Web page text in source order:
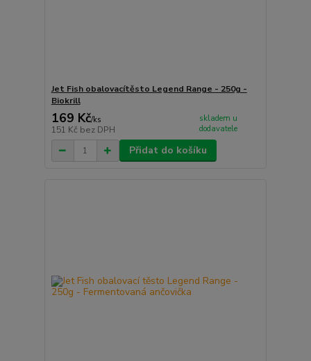
Jet Fish obalovacítěsto Legend Range - 250g -
Biokrill
169 Kč/ks
151 Kč bez DPH
skladem u
dodavatele
Přidat do košíku